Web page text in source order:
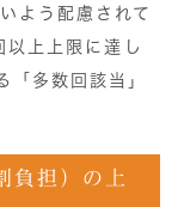
よう配慮されて
上上限に達し
「多数回該当」
負担）の上